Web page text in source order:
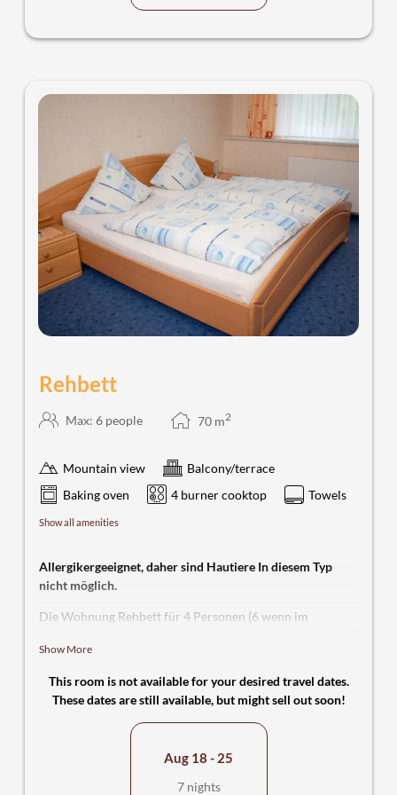
Rehbett
Max: 6 people 70 m2
Mountain view
Balcony/terrace
Baking oven
4 burner cooktop Towels
Show all amenities
Allergikergeeignet, daher sind Hautiere In diesem Typ
nicht möglich.
Die Wohnung Rehbett für 4 Personen (6 wenn im
zwei gemütlichen Schlafzimmern, eins mit Doppelbett und
Kleiderschrank. Vom Balkon hat man eine schöne Sicht in
die grüne Umgebung. Im Wohnraum finden Sie neben
einer Couch auch ein hochwertiges Doppelschrankbett
(40“) mit Sat-Receiver und Radioempfang über den auch
Multimedia-Dateien über USB abspielbar sind lassen sich
Show More
This room is not available for your desired travel dates.
These dates are still available, but might sell out soon!
Aug 18 - 25
7 nights